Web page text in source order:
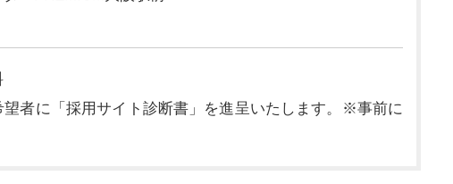
望者に「採用サイト診断書」を進呈いたします。※事前に